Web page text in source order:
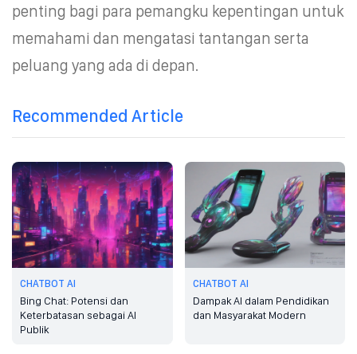
penting bagi para pemangku kepentingan untuk
memahami dan mengatasi tantangan serta
peluang yang ada di depan.
Recommended Article
CHATBOT AI
Bing Chat: Potensi dan
Keterbatasan sebagai AI
Publik
CHATBOT AI
Dampak AI dalam Pendidikan
dan Masyarakat Modern